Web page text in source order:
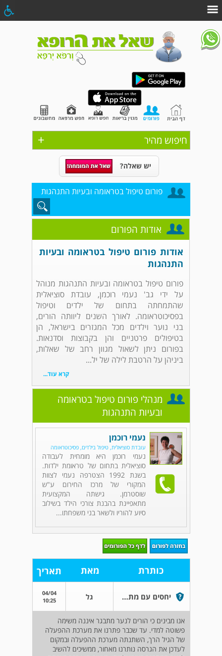
+ חיפוש מהיר
יש שאלה?
פורום טיפול בטראומה ובעיות התנהגות
אודות הפורום
אודות פורום טיפול בטראומה ובעיות
התנהגות
פורום טיפול בטראומה ובעיות התנהגות מנוהל
על ידי גב' נעמי רוכמן, עובדת סוציאלית
שהתמחתה בתחום של ילדים וטיפול
בפסיכוטראומה. לאורך השנים ליוותה הורים,
בני נוער וילדים מכל המגזרים בישראל, הן
בטיפולים פרטניים והן בקבוצות וסדנאות.
בפורום ניתן לשאול מגוון רחב של שאלות,
ביניהן על הרטבת לילה של יל...
קרא עוד...
מנהלי פורום טיפול בטראומה
ובעיות התנהגות
נעמי רוכמן
עובדת סוציאלית, טיפול בילדים, פסיכוטראומה
נעמי רוכמן היא מומחית לעבודה
סוציאלית בתחום של טראומת ילדות.
בשנת 1992 הצטרפה נעמי לצוות
המקורי של מרכז החירום ע"ש
שוסטרמן. גישתה המקצועית
מתאפיינת בהבנת צורכי הילד בשילוב
סיוע להוריו ולשאר בני משפחתו...
כותרת מאת תאריך
יחסים עם מתבגרים גל
04/04
10:25
אנו מבינים כי הורים לנער מתבגר איננה משימה
פשוטה למדי. עד שכבר פתרנו את מערכת ההפעלה
של הגיל הרך, השתנתה מערכת ההפעלה ובמקום
לעדכן את הגרסה נותרנו מאחור, ממשיכים להשיב